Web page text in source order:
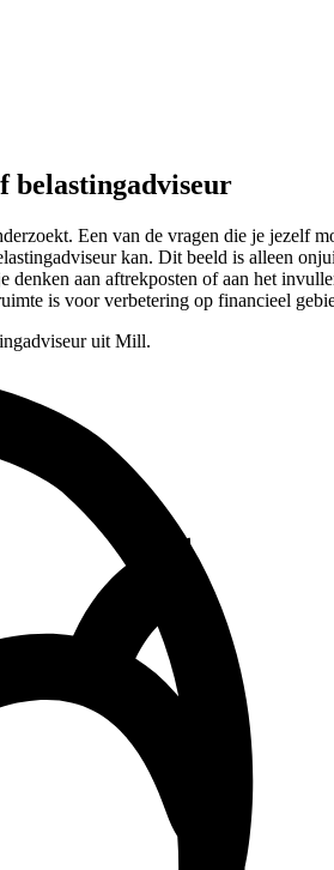
belastingadviseur
Een van de vragen die je jezelf
kan. Dit beeld is alleen
aan aftrekposten of aan het
is voor verbetering op financieel
uit Mill.